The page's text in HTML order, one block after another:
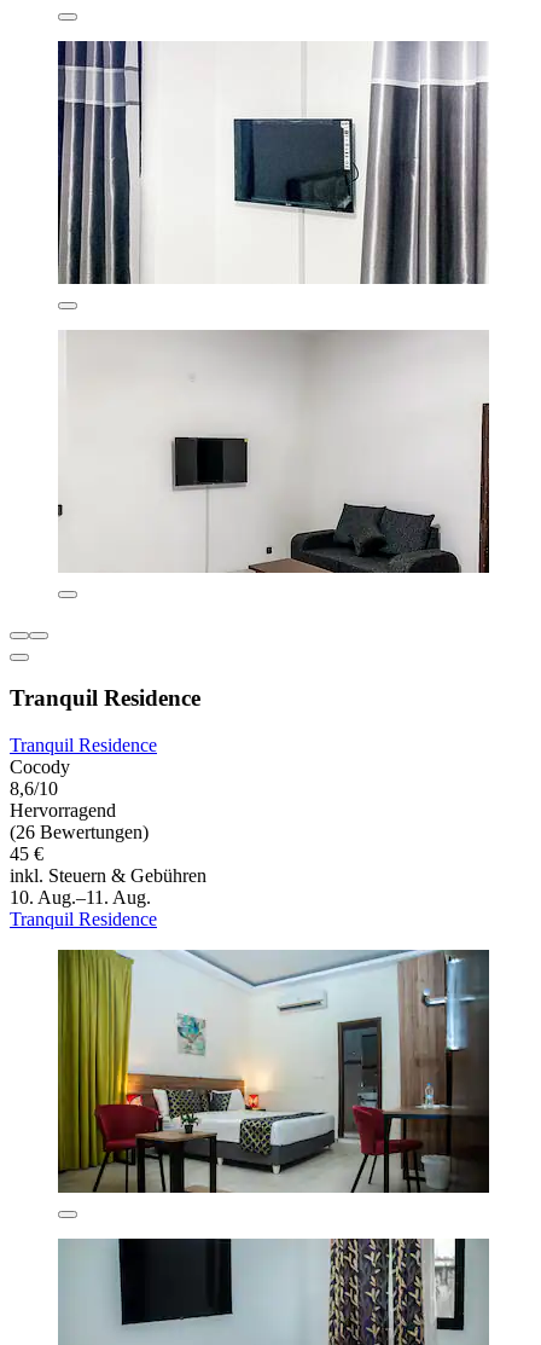
Tranquil Residence
Tranquil Residence
Cocody
8,6/10
Hervorragend
(26 Bewertungen)
45 €
inkl. Steuern & Gebühren
10. Aug.–11. Aug.
Tranquil Residence